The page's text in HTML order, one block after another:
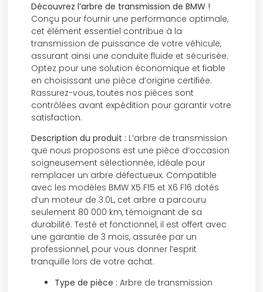
Découvrez l’arbre de transmission de BMW !
Conçu pour fournir une performance optimale,
cet élément essentiel contribue à la
transmission de puissance de votre véhicule,
assurant ainsi une conduite fluide et sécurisée.
Optez pour une solution économique et fiable
en choisissant une pièce d’origine certifiée.
Rassurez-vous, toutes nos pièces sont
contrôlées avant expédition pour garantir votre
satisfaction.
Description du produit : L’arbre de transmission
que nous proposons est une pièce d’occasion
soigneusement sélectionnée, idéale pour
remplacer un arbre défectueux. Compatible
avec les modèles BMW X5 F15 et X6 F16 dotés
d’un moteur de 3.0L, cet arbre a parcouru
seulement 80 000 km, témoignant de sa
durabilité. Testé et fonctionnel, il est offert avec
une garantie de 3 mois, assurée par un
professionnel, pour vous donner l’esprit
tranquille lors de votre achat.
Type de pièce : Arbre de transmission